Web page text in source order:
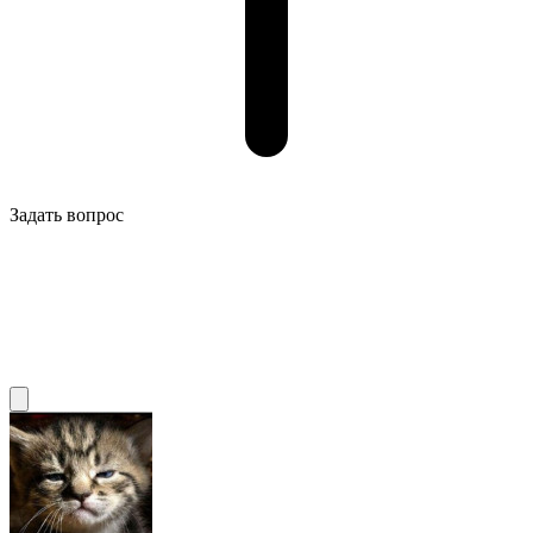
Задать вопрос